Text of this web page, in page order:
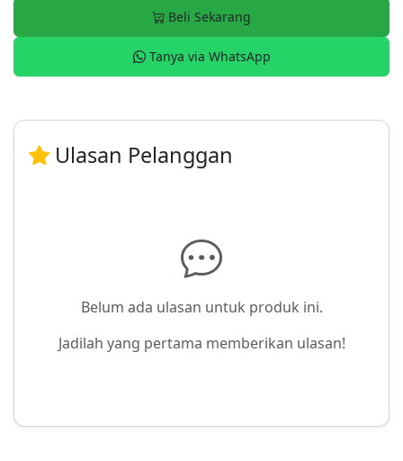
Beli Sekarang
Tanya via WhatsApp
Ulasan Pelanggan
Belum ada ulasan untuk produk ini.
Jadilah yang pertama memberikan ulasan!